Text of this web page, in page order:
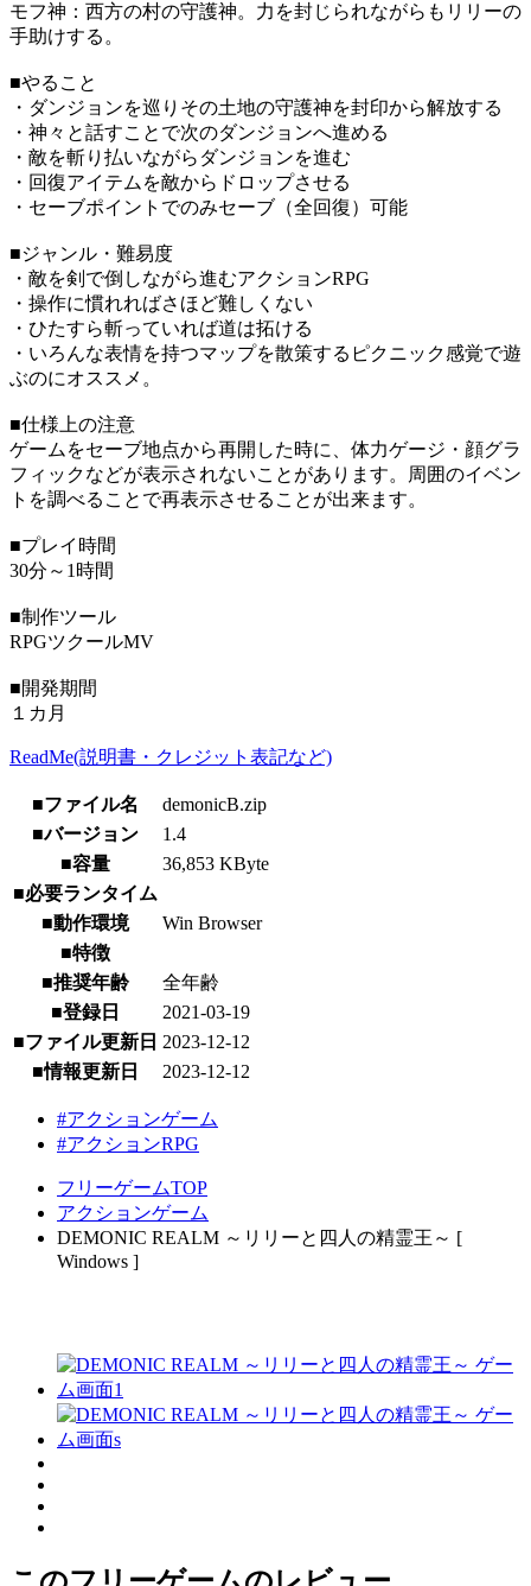
モフ神：西方の村の守護神。力を封じられながらもリリーの
手助けする。
■やること
・ダンジョンを巡りその土地の守護神を封印から解放する
・神々と話すことで次のダンジョンへ進める
・敵を斬り払いながらダンジョンを進む
・回復アイテムを敵からドロップさせる
・セーブポイントでのみセーブ（全回復）可能
■ジャンル・難易度
・敵を剣で倒しながら進むアクションRPG
・操作に慣れればさほど難しくない
・ひたすら斬っていれば道は拓ける
・いろんな表情を持つマップを散策するピクニック感覚で遊
ぶのにオススメ。
■仕様上の注意
ゲームをセーブ地点から再開した時に、体力ゲージ・顔グラ
フィックなどが表示されないことがあります。周囲のイベン
トを調べることで再表示させることが出来ます。
■プレイ時間
30分～1時間
■制作ツール
RPGツクールMV
■開発期間
１カ月
ReadMe(説明書・クレジット表記など)
■ファイル名
demonicB.zip
■バージョン
1.4
■容量
36,853 KByte
■必要ランタイム
■動作環境
Win Browser
■特徴
■推奨年齢
全年齢
■登録日
2021-03-19
■ファイル更新日 2023-12-12
■情報更新日
2023-12-12
#アクションゲーム
#アクションRPG
フリーゲームTOP
アクションゲーム
DEMONIC REALM ～リリーと四人の精霊王～ [
Windows ]